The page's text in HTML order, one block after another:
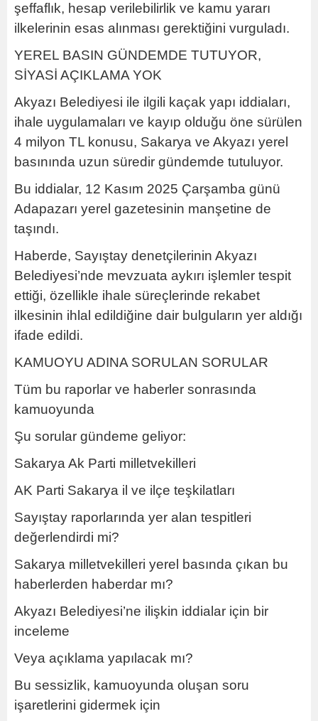
şeffaflık, hesap verilebilirlik ve kamu yararı
ilkelerinin esas alınması gerektiğini vurguladı.
YEREL BASIN GÜNDEMDE TUTUYOR,
SİYASİ AÇIKLAMA YOK
Akyazı Belediyesi ile ilgili kaçak yapı iddiaları,
ihale uygulamaları ve kayıp olduğu öne sürülen
4 milyon TL konusu, Sakarya ve Akyazı yerel
basınında uzun süredir gündemde tutuluyor.
Bu iddialar, 12 Kasım 2025 Çarşamba günü
Adapazarı yerel gazetesinin manşetine de
taşındı.
Haberde, Sayıştay denetçilerinin Akyazı
Belediyesi’nde mevzuata aykırı işlemler tespit
ettiği, özellikle ihale süreçlerinde rekabet
ilkesinin ihlal edildiğine dair bulguların yer aldığı
ifade edildi.
KAMUOYU ADINA SORULAN SORULAR
Tüm bu raporlar ve haberler sonrasında
kamuoyunda
Şu sorular gündeme geliyor:
Sakarya Ak Parti milletvekilleri
AK Parti Sakarya il ve ilçe teşkilatları
Sayıştay raporlarında yer alan tespitleri
değerlendirdi mi?
Sakarya milletvekilleri yerel basında çıkan bu
haberlerden haberdar mı?
Akyazı Belediyesi’ne ilişkin iddialar için bir
inceleme
Veya açıklama yapılacak mı?
Bu sessizlik, kamuoyunda oluşan soru
işaretlerini gidermek için